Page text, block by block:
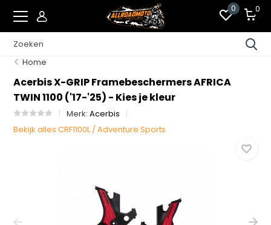
0 0
Home
Acerbis X-GRIP Framebeschermers AFRICA
TWIN 1100 ('17-'25) - Kies je kleur
Merk:Acerbis
Bekijk alles CRF1100L / Adventure Sports